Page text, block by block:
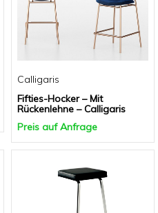
Calligaris
Fifties-Hocker – Mit
Rückenlehne – Calligaris
Preis auf Anfrage